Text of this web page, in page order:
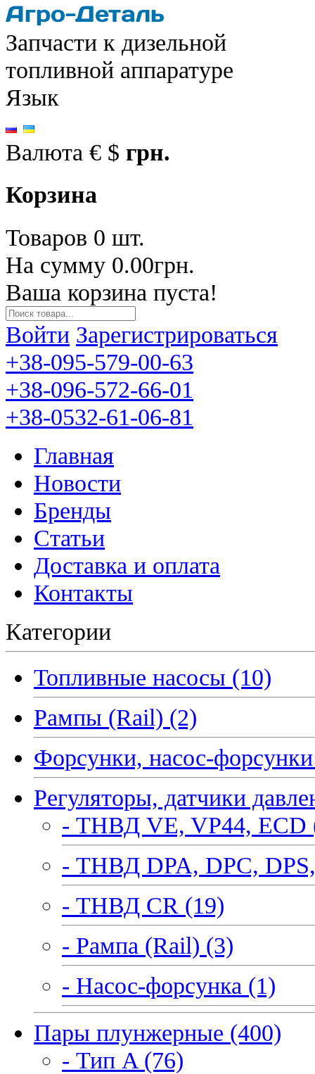
Запчасти к дизельной
топливной аппаратуре
Язык
Валюта € $ грн.
Корзина
Товаров 0 шт.
На сумму 0.00грн.
Ваша корзина пуста!
Войти Зарегистрироваться
+38-095-579-00-63
+38-096-572-66-01
+38-0532-61-06-81
Главная
Новости
Бренды
Статьи
Доставка и оплата
Контакты
Категории
Топливные насосы (10)
Рампы (Rail) (2)
Форсунки, насос-
Регуляторы, датчики
- ТНВД VE, VP44, ECD
- ТНВД DPA, DPC,
- ТНВД CR (19)
- Рампа (Rail) (3)
- Насос-форсунка (1)
Пары плунжерные (400)
- Тип A (76)